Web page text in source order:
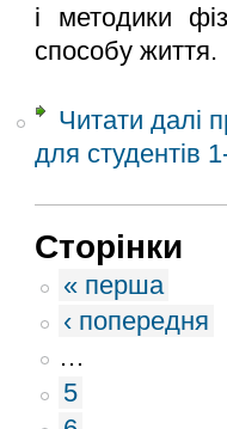
і методики
способу життя.
Читати далі
для студентів
Сторінки
« перша
‹ попередня
…
5